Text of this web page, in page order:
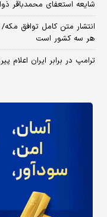
شایعه استعفای محمدباقر
انتشار متن کامل توافق
هر سه کشور است
ترامپ در برابر ایران اعلام